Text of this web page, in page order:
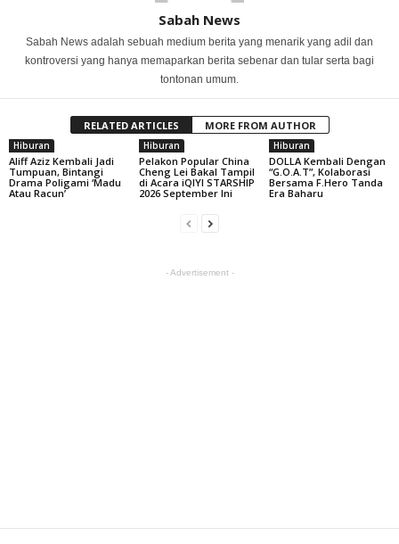
Sabah News
Sabah News adalah sebuah medium berita yang menarik yang adil dan
kontroversi yang hanya memaparkan berita sebenar dan tular serta bagi
tontonan umum.
RELATED ARTICLES MORE FROM AUTHOR
Hiburan
Aliff Aziz Kembali Jadi
Tumpuan, Bintangi
Drama Poligami ‘Madu
Atau Racun’
Hiburan
Pelakon Popular China
Cheng Lei Bakal Tampil
di Acara iQIYI STARSHIP
2026 September Ini
Hiburan
DOLLA Kembali Dengan
“G.O.A.T”, Kolaborasi
Bersama F.Hero Tanda
Era Baharu
- Advertisement -